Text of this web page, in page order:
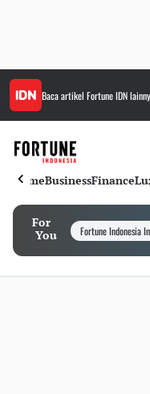
Baca artikel Fortune IDN
HomeBusinessFinance
For
You
Fortune Indonesia